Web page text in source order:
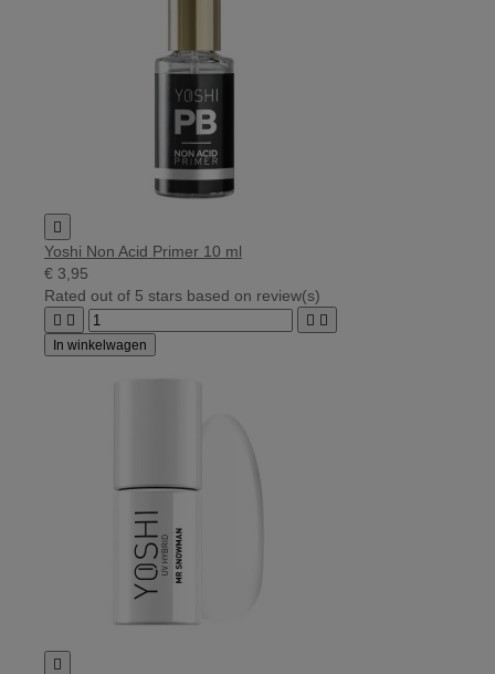

Yoshi Non Acid Primer 10 ml
€ 3,95
Rated out of 5 stars based on review(s)
   
In winkelwagen
